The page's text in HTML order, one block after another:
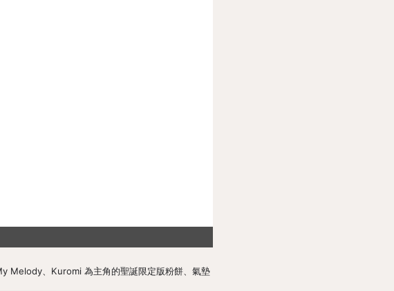
Melody、Kuromi 為主角的聖誕限定版粉餅、氣墊